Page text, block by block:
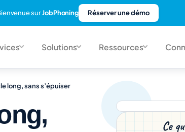
surJobPhoning Réserver une démo
Solutions Ressources
long, sans s’épuiser
Ce